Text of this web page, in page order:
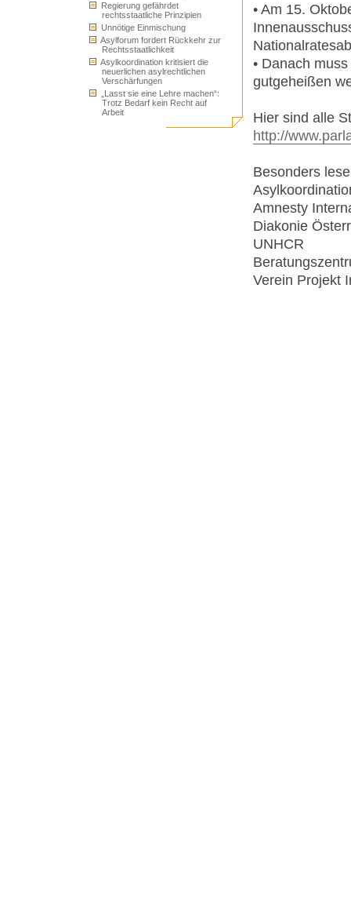
Regierung gefährdet
rechtsstaatliche Prinzipien
Unnötige Einmischung
Asylforum fordert Rückkehr zur
Rechtsstaatlichkeit
Asylkoordination kritisiert die
neuerlichen asylrechtlichen
Verschärfungen
„Lasst sie eine Lehre machen“:
Trotz Bedarf kein Recht auf
Arbeit
• Am 15.
• Danach
gutgeheißen
Hier sind alle
http://
Besonders
Amnesty
Diakonie
UNHCR
Verein Projekt